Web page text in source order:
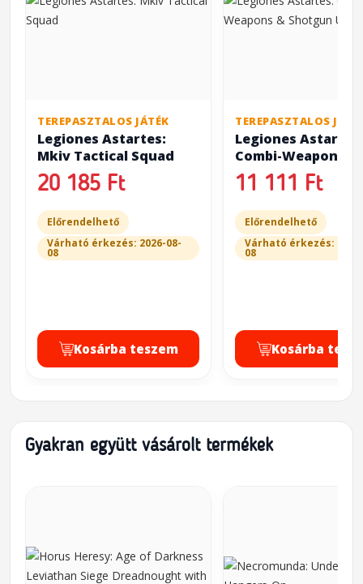
TEREPASZTALOS JÁTÉK
Legiones Astartes:
Mkiv Tactical Squad
20 185 Ft
Előrendelhető
Várható érkezés: 2026-08-
08
Kosárba teszem
TEREPASZTALOS
Legiones Astartes:
Combi-Weapons &
Shotgun Upgrades
11 111 Ft
Előrendelhető
Várható érkezés:
08
Kosárba
Gyakran együtt vásárolt termékek